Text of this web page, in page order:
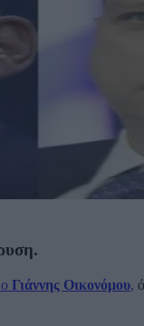
Γιάννης Οικονόμου,